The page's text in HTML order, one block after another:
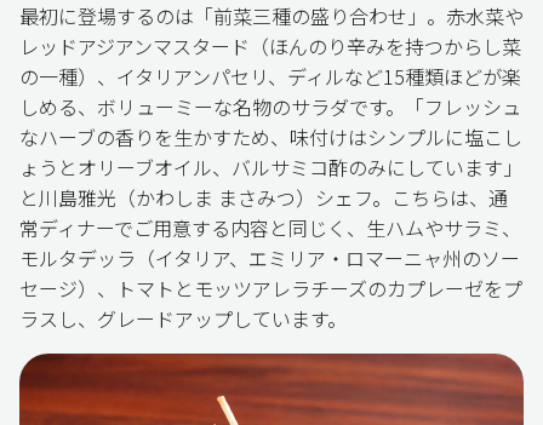
最初に登場するのは「前菜三種の盛り合わせ」。赤水菜や
レッドアジアンマスタード（ほんのり辛みを持つからし菜
の一種）、イタリアンパセリ、ディルなど15種類ほどが楽
しめる、ボリューミーな名物のサラダです。「フレッシュ
なハーブの香りを生かすため、味付けはシンプルに塩こし
ょうとオリーブオイル、バルサミコ酢のみにしています」
と川島雅光（かわしま まさみつ）シェフ。こちらは、通
常ディナーでご用意する内容と同じく、生ハムやサラミ、
モルタデッラ（イタリア、エミリア・ロマーニャ州のソー
セージ）、トマトとモッツアレラチーズのカプレーゼをプ
ラスし、グレードアップしています。